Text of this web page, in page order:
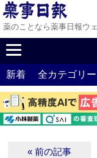
薬のことなら薬事日報ウ
新着 全カテゴリー
« 前の記事